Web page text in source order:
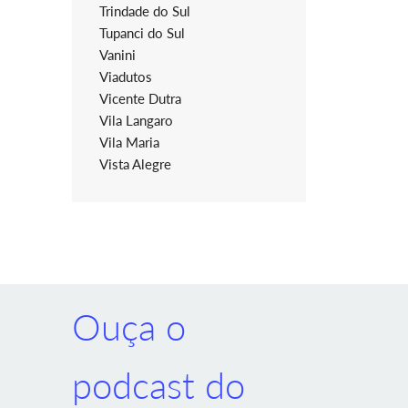
Trindade do Sul
Tupanci do Sul
Vanini
Viadutos
Vicente Dutra
Vila Langaro
Vila Maria
Vista Alegre
Ouça o
podcast do